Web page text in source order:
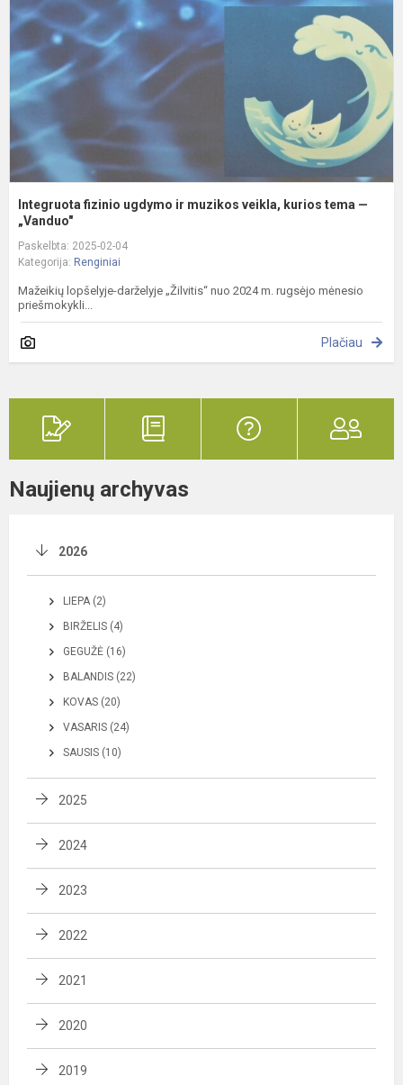
Integruota fizinio ugdymo ir muzikos veikla, kurios tema —
„Vanduo"
Paskelbta: 2025-02-04
Kategorija: Renginiai
Mažeikių lopšelyje-darželyje „Žilvitis“ nuo 2024 m. rugsėjo mėnesio
priešmokykli...
Plačiau
Naujienų archyvas
2026
LIEPA (2)
BIRŽELIS (4)
GEGUŽĖ (16)
BALANDIS (22)
KOVAS (20)
VASARIS (24)
SAUSIS (10)
2025
2024
2023
2022
2021
2020
2019